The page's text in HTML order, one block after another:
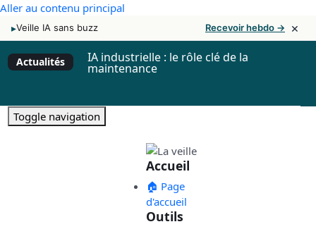
Aller au contenu principal
▸Veille IA sans buzz Recevoir hebdo → ×
Actualités IA industrielle : le rôle clé de la
maintenance
Toggle navigation
Accueil
🏠 Page
d'accueil
Outils